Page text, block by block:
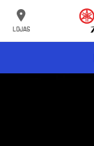
LOJAS